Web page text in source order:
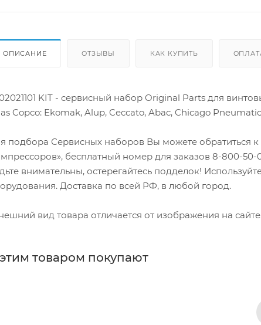
ОПИСАНИЕ ОТЗЫВЫ КАК КУПИТЬ
KIT - сервисный набор Original Parts для
Copco: Ekomak, Alup, Ceccato, Abac, Chicago
подбора Сервисных наборов Вы можете обратиться
бесплатный номер для заказов 8-800-50-
внимательны, остерегайтесь подделок!
Доставка по всей РФ, в любой город.
вид товара отличается от изображения на
товаром покупают